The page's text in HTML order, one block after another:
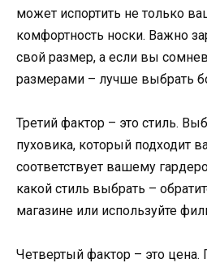
может испортить не только
комфортность носки. Важно
свой размер, а если вы
размерами – лучше выбрать
Третий фактор – это стиль.
пуховика, который подходит
соответствует вашему
какой стиль выбрать –
магазине или используйте
Четвертый фактор – это цена.